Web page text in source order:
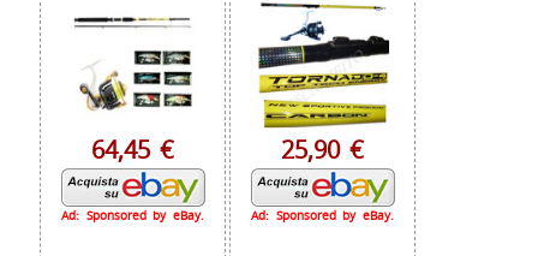
64,45 €
Ad: Sponsored by eBay.
25,90 €
Ad: Sponsored by eBay.